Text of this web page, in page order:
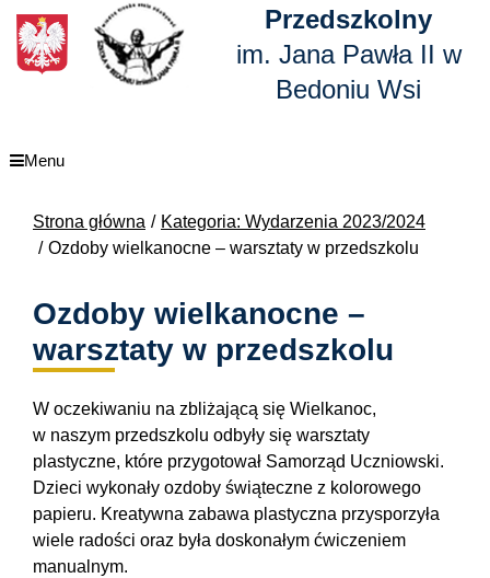
Przedszkolny
im. Jana Pawła II w
Bedoniu Wsi
Menu
Strona główna
Kategoria: Wydarzenia 2023/2024
Ozdoby wielkanocne – warsztaty w przedszkolu
Ozdoby wielkanocne –
warsztaty w przedszkolu
W oczekiwaniu na zbliżającą się Wielkanoc,
w naszym przedszkolu odbyły się warsztaty
plastyczne, które przygotował Samorząd Uczniowski.
Dzieci wykonały ozdoby świąteczne z kolorowego
papieru. Kreatywna zabawa plastyczna przysporzyła
wiele radości oraz była doskonałym ćwiczeniem
manualnym.